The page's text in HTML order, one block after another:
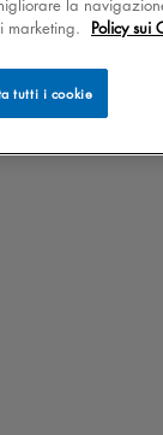
la
marketing. Policy sui
tutti i cookie